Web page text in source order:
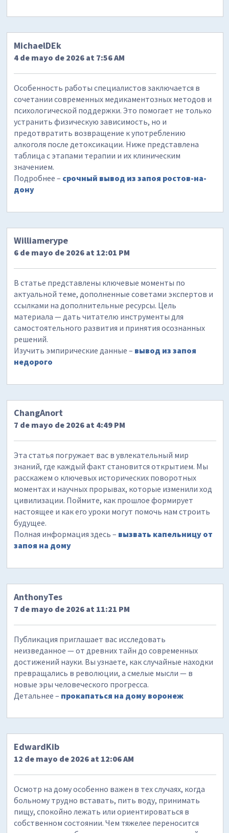
MichaelDEk
4 de mayo de 2026 at 7:56 AM
Особенность работы специалистов заключается в
сочетании современных медикаментозных методов и
психологической поддержки. Это помогает не только
устранить физическую зависимость, но и
предотвратить возвращение к употреблению
алкоголя после детоксикации. Ниже представлена
таблица с этапами терапии и их клиническим
значением.
Подробнее – срочный вывод из запоя ростов-на-
дону
Williamerype
6 de mayo de 2026 at 12:01 PM
В статье представлены ключевые моменты по
актуальной теме, дополненные советами экспертов и
ссылками на дополнительные ресурсы. Цель
материала — дать читателю инструменты для
самостоятельного развития и принятия осознанных
решений.
Изучить эмпирические данные – вывод из запоя
недорого
ChangAnort
7 de mayo de 2026 at 4:49 PM
Эта статья погружает вас в увлекательный мир
знаний, где каждый факт становится открытием. Мы
расскажем о ключевых исторических поворотных
моментах и научных прорывах, которые изменили ход
цивилизации. Поймите, как прошлое формирует
настоящее и как его уроки могут помочь нам строить
будущее.
Полная информация здесь – вызвать капельницу от
запоя на дому
AnthonyTes
7 de mayo de 2026 at 11:21 PM
Публикация приглашает вас исследовать
неизведанное — от древних тайн до современных
достижений науки. Вы узнаете, как случайные находки
превращались в революции, а смелые мысли — в
новые эры человеческого прогресса.
Детальнее – прокапаться на дому воронеж
EdwardKib
12 de mayo de 2026 at 12:06 AM
Осмотр на дому особенно важен в тех случаях, когда
больному трудно вставать, пить воду, принимать
пищу, спокойно лежать или ориентироваться в
собственном состоянии. Чем тяжелее переносится